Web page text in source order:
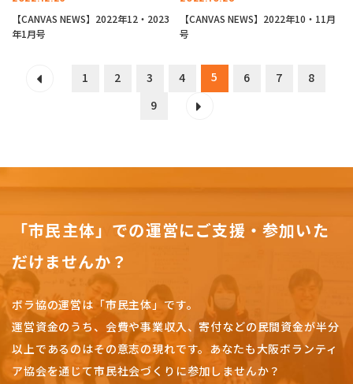
【CANVAS NEWS】2022年12・2023
年1月号
【CANVAS NEWS】2022年10・11月
号
1 2 3 4 5 6 7
8
9
「市民主体」での運営にご支援・参加いた
だけませんか？
ボラ協の運営は「市民主体」です。
運営資金のうち、会費や事業収入、寄付などの民間資金が半分
以上であるのはその意志の現れです。 あなたも大阪ボランティ
ア協会を通じて市民社会づくりに参加しませんか？